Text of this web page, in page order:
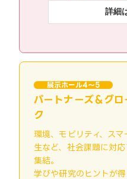
詳細
展示ホール4～5
パートナーズ＆グ
ク
環境、モビリティ、スマ
生など、社会課題に対
集結。
学びや研究のヒントが得